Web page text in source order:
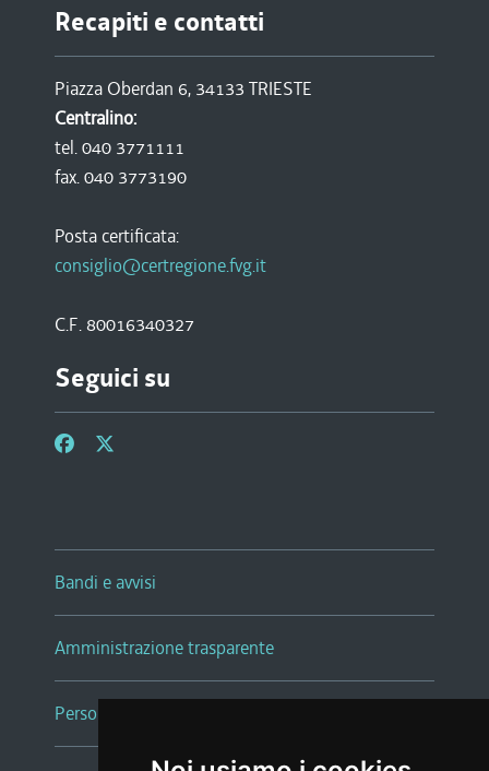
Recapiti e contatti
Piazza Oberdan 6, 34133 TRIESTE
Centralino:
tel. 040 3771111
fax. 040 3773190
Posta certificata:
consiglio@certregione.fvg.it
C.F. 80016340327
Seguici su
Bandi e avvisi
Amministrazione trasparente
Persone e Uffici